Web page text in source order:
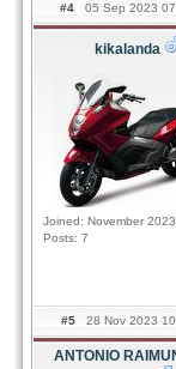
#4 05 Sep 2023
kikalanda
Joined: November 2023
Posts: 7
#5 28 Nov 2023
ANTONIO